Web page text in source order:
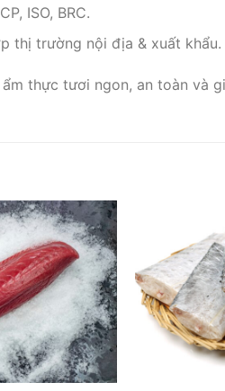
ISO, BRC.
thị trường nội địa & xuất khẩu.
thực tươi ngon, an toàn và